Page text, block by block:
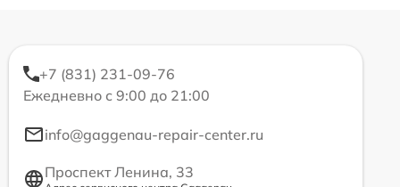
+7 (831) 231-09-76
Ежедневно с 9:00 до 21:00
info@gaggenau-repair-center.ru
Проспект Ленина, 33